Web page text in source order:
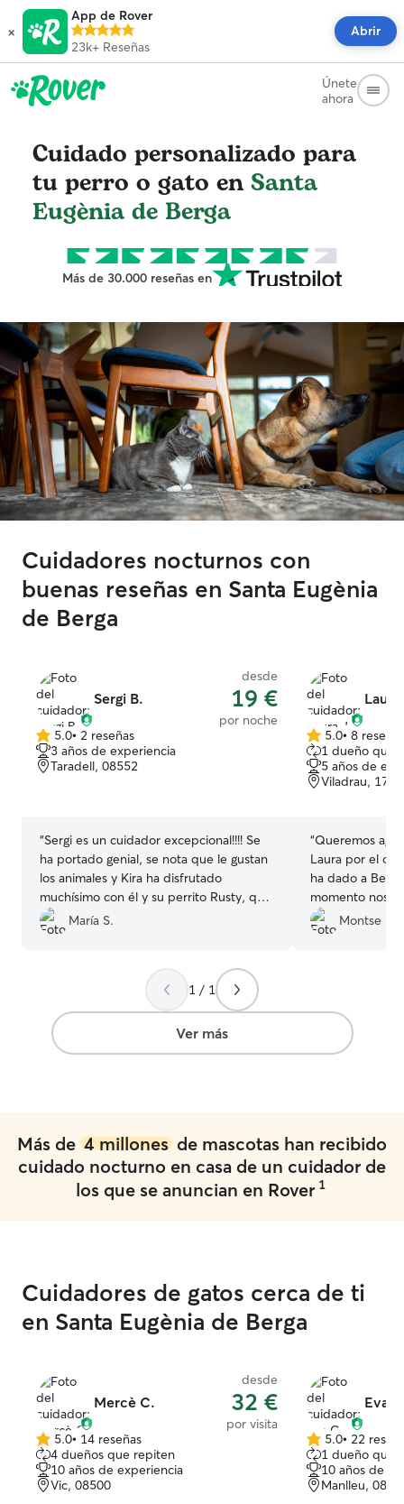
×
App de Rover
23k+ Reseñas
Abrir
Únete
ahora
Cuidado personalizado para
tu perro o gato en Santa
Eugènia de Berga
Más de 30.000 reseñas en
Cuidadores nocturnos con
buenas reseñas en Santa Eugènia
de Berga
Sergi B.
desde
19 €
por noche
5.0
de
5
5.0• 2 reseñas
3 años de experiencia
Taradell, 08552
“Sergi es un cuidador excepcional!!!! Se
ha portado genial, se nota que le gustan
los animales y Kira ha disfrutado
muchísimo con él y su perrito Rusty, que
es un amor. Sin duda repetiré cuando
regrese!!
María S.
Laura
5.0
de
5
estrellas
5.0• 8 reseñas
1 dueño que
5 años de
Viladrau,
“Queremos
Laura por el
ha dado a
momento nos
confianza y
estancia nos
cuidado que
volver a casa.
feliz, tranquilo
Montse P.
1 / 1
Ver más
Más de 4 millones de mascotas han recibido
cuidado nocturno en casa de un cuidador de
los que se anuncian en Rover 1
Cuidadores de gatos cerca de ti
en Santa Eugènia de Berga
Mercè C.
desde
32 €
por visita
5.0
de
5
estrellas
5.0• 14 reseñas
4 dueños que repiten
10 años de experiencia
Vic, 08500
Eva
5.0
de
5
estrellas
5.0• 22
1 dueño que
10 años de
Manlleu,